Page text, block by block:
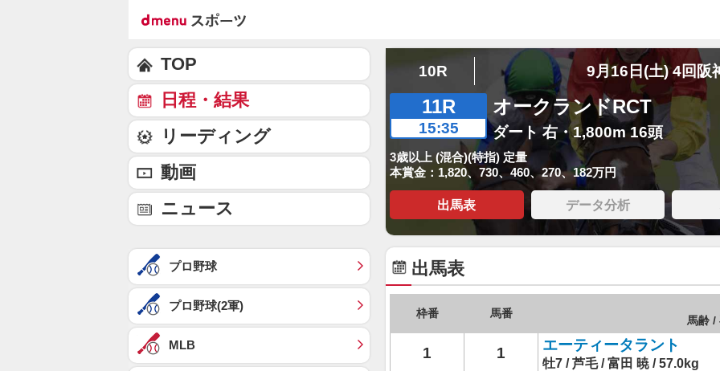
10R 9月16日(土) 4回阪
11R
15:35
オークランドRCT
ダート 右・1,800m 16頭
3歳以上 (混合)(特指) 定量
本賞金：1,820、730、460、270、182万円
出馬表 データ分析
出馬表
枠番 馬番
馬齢 /
1 1 エーティータラント
牡7 / 芦毛 / 富田 暁 / 57.0kg
TOP
日程・結果
リーディング
動画
ニュース
プロ野球
プロ野球(2軍)
MLB